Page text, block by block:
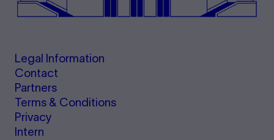
Legal Information
Contact
Partners
Terms & Conditions
Privacy
Intern